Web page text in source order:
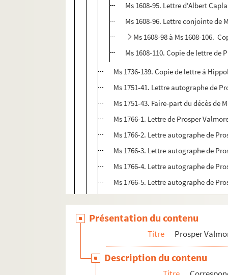
Ms 1608-95. Lettre d'Albert
Ms 1608-96. Lettre conjointe de
Ms 1608-98 à Ms 1608-106.
Ms 1608-110. Copie de lettre de
Ms 1736-139. Copie de lettre à
Ms 1751-41. Lettre autographe de
Ms 1751-43. Faire-part du décès de
Ms 1766-1. Lettre de Prosper
Ms 1766-2. Lettre autographe de
Ms 1766-3. Lettre autographe de
Ms 1766-4. Lettre autographe de
Ms 1766-5. Lettre autographe de
Ms 1766-7. Lettre autographe de
Ms 1766-8. Lettre autographe de
Ms 1766-9. Lettre autographe de
Ms 1766-10. Lettre autographe de
Présentation du contenu
Titre Prosper
Description du contenu